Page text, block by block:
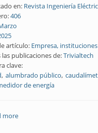
en: Revista Ingeniería
406
artículo: Empresa,
las publicaciones de:Trivialtech
clave:
alumbrado público
de energía
moreabout La fábrica de